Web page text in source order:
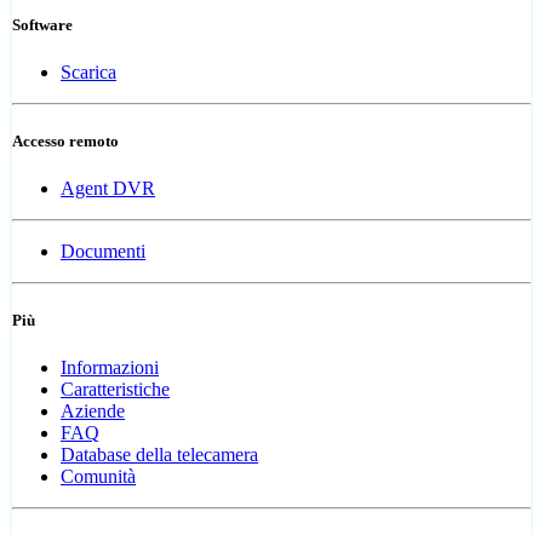
Software
Scarica
Accesso remoto
Agent DVR
Documenti
Più
Informazioni
Caratteristiche
Aziende
FAQ
Database della telecamera
Comunità